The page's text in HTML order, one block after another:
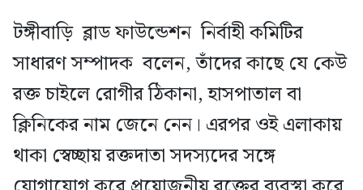
টঙ্গীবাড়ি ব্লাড ফাউন্ডেশন নির্বাহী কমিটির
সাধারণ সম্পাদক বলেন, তাঁদের কাছে যে কেউ
রক্ত চাইলে রোগীর ঠিকানা, হাসপাতাল বা
ক্লিনিকের নাম জেনে নেন। এরপর ওই এলাকায়
থাকা স্বেচ্ছায় রক্তদাতা সদস্যদের সঙ্গে